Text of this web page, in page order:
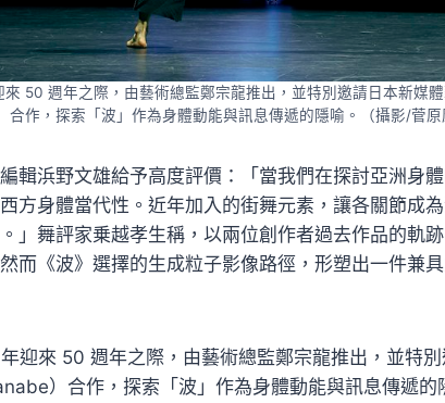
來 50 週年之際，由藝術總監鄭宗龍推出，並特別邀請日本新媒
合作，探索「波」作為身體動能與訊息傳遞的隱喻。（攝影/菅原
輯浜野文雄給予高度評價：「當我們在探討亞洲身
方身體當代性。近年加入的街舞元素，讓各關節成
」舞評家乗越孝生稱，以兩位創作者過去作品的軌
而《波》選擇的生成粒子影像路徑，形塑出一件兼
迎來 50 週年之際，由藝術總監鄭宗龍推出，並特
）合作，探索「波」作為身體動能與訊息傳遞